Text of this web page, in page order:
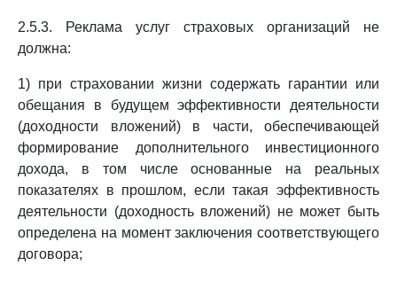
2.5.3. Реклама услуг страховых организаций не
должна:
1) при страховании жизни содержать гарантии или
обещания в будущем эффективности деятельности
(доходности вложений) в части, обеспечивающей
формирование дополнительного инвестиционного
дохода, в том числе основанные на реальных
показателях в прошлом, если такая эффективность
деятельности (доходность вложений) не может быть
определена на момент заключения соответствующего
договора;